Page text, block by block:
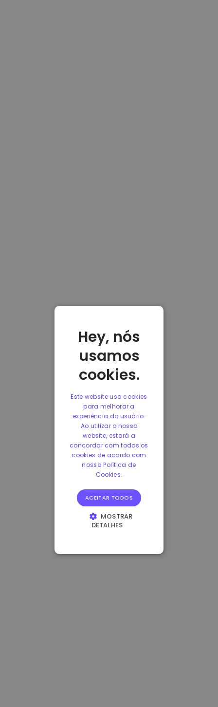
Hey, nós
usamos
cookies.
Este website usa cookies
para melhorar a
experiência do usuário.
Ao utilizar o nosso
website, estará a
concordar com todos os
cookies de acordo com
nossa Política de
Cookies.
ACEITAR TODOS
MOSTRAR
DETALHES